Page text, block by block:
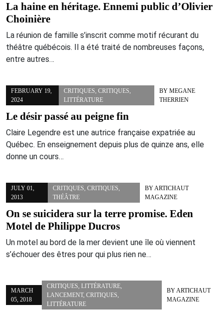
La haine en héritage. Ennemi public d’Olivier
Choinière
La réunion de famille s’inscrit comme motif récurant du
théâtre québécois. Il a été traité de nombreuses façons,
entre autres…
FEBRUARY 19,
2024
CRITIQUES,CRITIQUES,
LITTÉRATURE
BY MEGANE
THERRIEN
Le désir passé au peigne fin
Claire Legendre est une autrice française expatriée au
Québec. En enseignement depuis plus de quinze ans, elle
donne un cours…
JULY 01,
2013
CRITIQUES, CRITIQUES,
THÉÂTRE
BYARTICHAUT
MAGAZINE
On se suicidera sur la terre promise. Eden
Motel de Philippe Ducros
Un motel au bord de la mer devient une île où viennent
s’échouer des êtres pour qui plus rien ne…
MARCH
05, 2018
CRITIQUES,LITTÉRATURE,
LANCEMENT,CRITIQUES,
LITTÉRATURE
BYARTICHAUT
MAGAZINE